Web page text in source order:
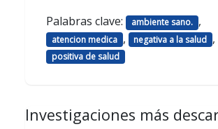
Palabras clave: ambiente sano. ,
atencion medica , negativa a la salud ,
positiva de salud
Investigaciones más